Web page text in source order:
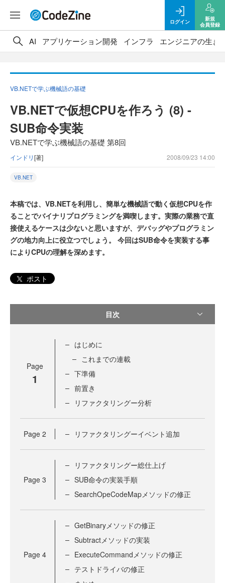
ログイン
新規
会員登録
AI アプリケーション開発 インフラ エンジニアの生き
VB.NETで学ぶ機械語の基礎
VB.NETで仮想CPUを作ろう (8) -
SUB命令実装
VB.NETで学ぶ機械語の基礎 第8回
インドリ[著] 2008/09/23 14:00
VB.NET
本稿では、VB.NETを利用し、簡単な機械語で動く仮想CPUを作
ることでバイナリプログラミングを満喫します。実際の業務で直
接使えるケースは少ないと思いますが、デバッグやプログラミン
グの地力向上に役立つでしょう。 今回はSUB命令を実装する事
によりCPUの理解を深めます。
ポスト
目次
Page
1
はじめに
これまでの連載
下準備
前置き
リファクタリングー分析
Page 2 リファクタリングーイベント追加
Page 3
リファクタリングー総仕上げ
SUB命令の実装手順
SearchOpeCodeMapメソッドの修正
Page 4
GetBinaryメソッドの修正
Subtractメソッドの実装
ExecuteCommandメソッドの修正
テストドライバの修正